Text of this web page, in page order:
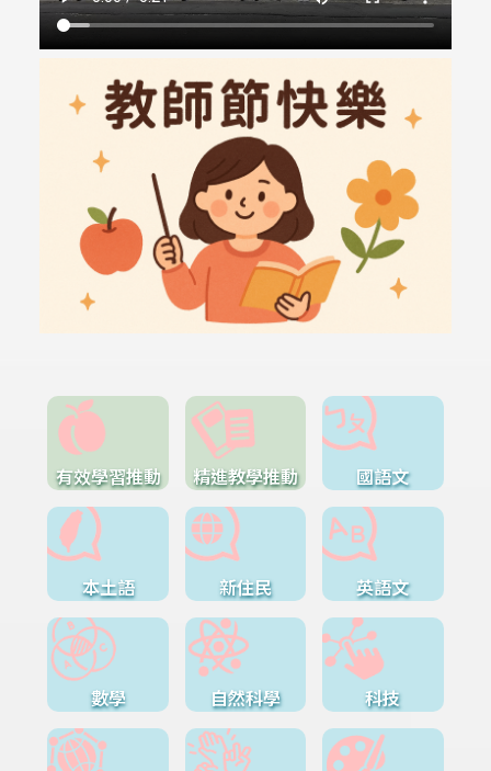
有效學習推動 精進教學推動 國語文
本土語 新住民 英語文
數學 自然科學 科技